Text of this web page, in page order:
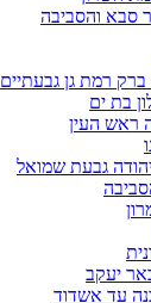
סבא והסביבה
ברק רמת גן גבעתיים
בת ים
ראש העין
גבעת שמואל
יעקב
עד אשדוד